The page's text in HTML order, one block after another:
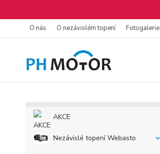
O nás O nezávislém topení Fotogalerie
AKCE
Nezávislé topení Webasto